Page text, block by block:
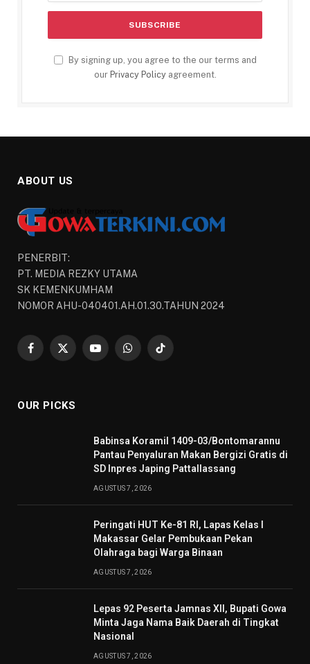
By signing up, you agree to the our terms and
our Privacy Policyagreement.
ABOUT US
PENERBIT:
PT. MEDIA REZKY UTAMA
SK KEMENKUMHAM
NOMOR AHU-040401.AH.01.30.TAHUN 2024
Facebook
X
YouTubeWhatsAppTikTok
OUR PICKS
Babinsa Koramil 1409-03/Bontomarannu
Pantau Penyaluran Makan Bergizi Gratis di
SD Inpres Japing Pattallassang
AGUSTUS 7, 2026
Peringati HUT Ke-81 RI, Lapas Kelas I
Makassar Gelar Pembukaan Pekan
Olahraga bagi Warga Binaan
AGUSTUS 7, 2026
Lepas 92 Peserta Jamnas XII, Bupati Gowa
Minta Jaga Nama Baik Daerah di Tingkat
Nasional
AGUSTUS 7, 2026